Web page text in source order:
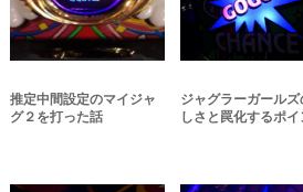
推定中間設定のマイジャ
グ２を打った話
ジャグラーガールズ
しさと罠化するポイ